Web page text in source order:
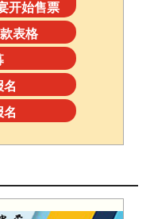
开始售票
表格